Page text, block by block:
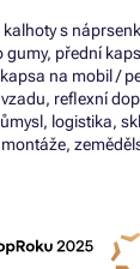
kalhoty s
gumy, přední
na mobil /
reflexní
logistika,